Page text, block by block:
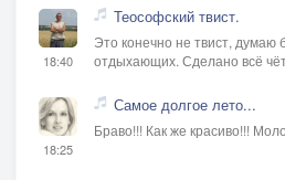
18:40
Теософский твист.
Это конечно не твист, думаю
отдыхающих. Сделано всё
18:25
Самое долгое лето...
Браво!!! Как же красиво!!!